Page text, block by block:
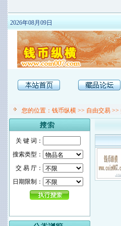
2026年08月09日
您的位置： 钱币纵横>> 自由交易>>
关 键 词：
搜索类型：
交 易 厅：
日期限制：